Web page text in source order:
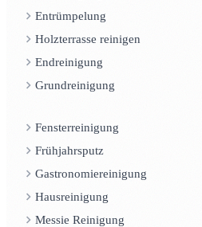
Entrümpelung
Holzterrasse reinigen
Endreinigung
Grundreinigung
Fensterreinigung
Frühjahrsputz
Gastronomiereinigung
Hausreinigung
Messie Reinigung